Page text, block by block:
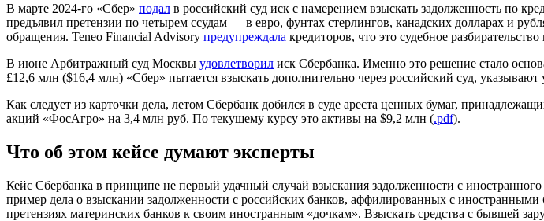
В марте 2024-го «Сбер» подал в российский суд иск с намерением взыскать задолженность по
предъявил претензии по четырем ссудам — в евро, фунтах стерлингов, канадских долларах и
обращения. Teneo Financial Advisory предупреждала кредиторов, что это судебное
В июне Арбитражный суд Москвы удовлетворил иск Сбербанка. Именно это решение стало
£12,6 млн ($16,4 млн) «Сбер» пытается взыскать дополнительно через российский суд,
Как следует из карточки дела, летом Сбербанк добился в суде ареста ценных бумаг,
акций «ФосАгро» на 3,4 млн руб. По текущему курсу это активы на $9,2 млн (.pdf).
Что об этом кейсе думают эксперты
Кейс Сбербанка в принципе не первый удачный случай взыскания задолженности с
пример дела о взыскании задолженности с российских банков, аффилированных с
претензиях материнских банков к своим иностранным «дочкам». Взыскать средства с бывшей